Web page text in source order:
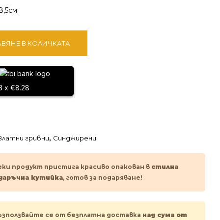
В КОЛИЧКАТА
x €8.28
гривни, Синджирени
продукт пристига красиво опакован в стилна
кутийка, готов за подаряване!
се от безплатна доставка над сума от